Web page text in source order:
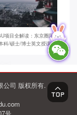
项目全解读：东京圈国
科/硕士/博士英文授课
公司 版权所有.